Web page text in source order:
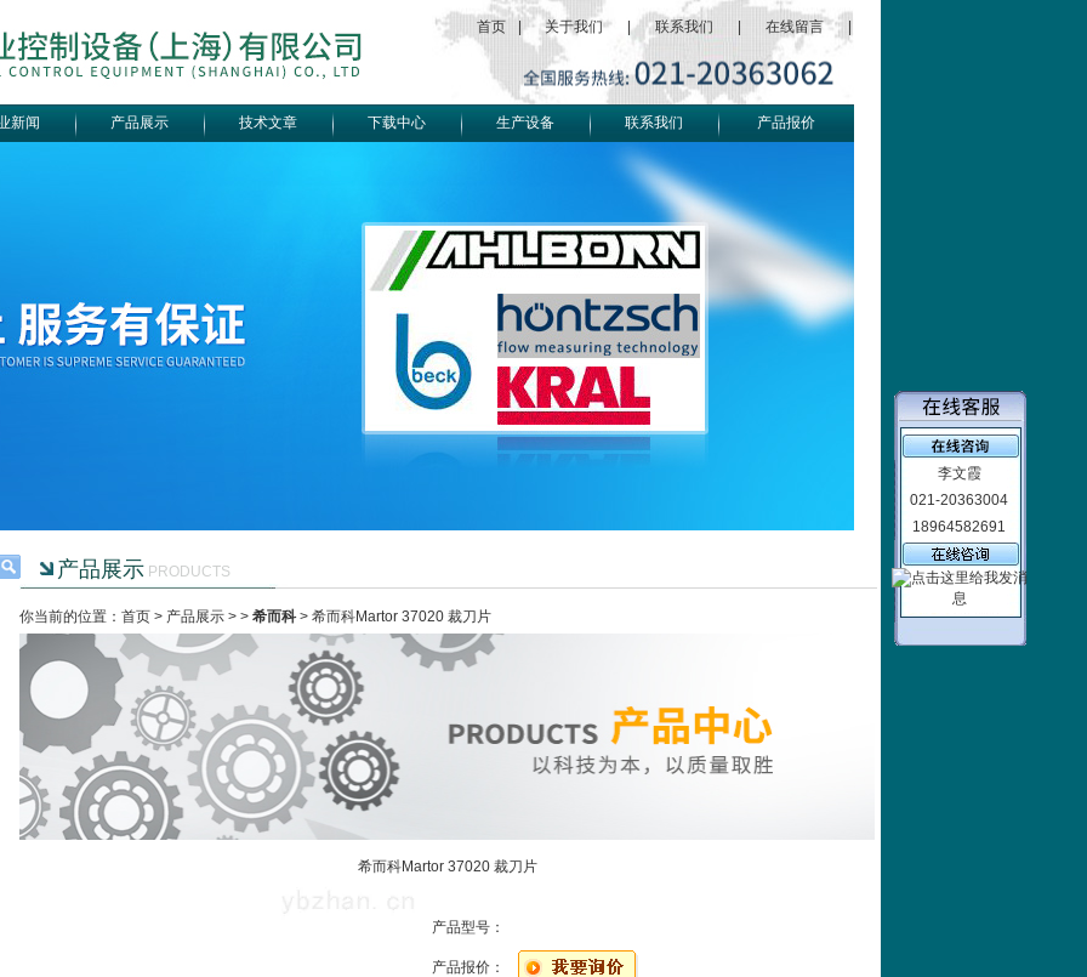
首页 关于我们 联系我们 在线留言
新闻 产品展示 技术文章 下载中心 生产设备 联系我们 产品报价
产品展示PRODUCTS
你当前的位置：首页 > 产品展示> > 希而科> 希而科Martor 37020 裁刀片
希而科Martor 37020 裁刀片
产品型号：
产品报价：
李文霞
021-20363004
18964582691